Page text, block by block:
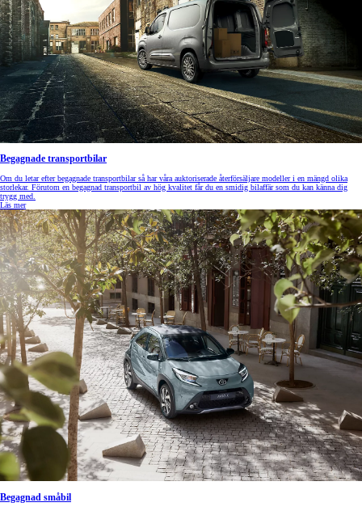
Begagnade transportbilar
Om du letar efter begagnade transportbilar så har våra auktoriserade återförsäljare modeller i en mängd olika
storlekar. Förutom en begagnad transportbil av hög kvalitet får du en smidig bilaffär som du kan känna dig
trygg med.
Läs mer
Begagnad småbil